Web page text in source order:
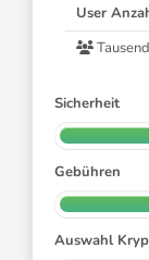
User
Sicherheit
Gebühren
Auswahl